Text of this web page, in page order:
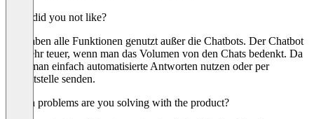
What did you not like?
Wir haben alle Funktionen genutzt außer die Chatbots. Der Chatbot
war sehr teuer, wenn man das Volumen von den Chats bedenkt. Da
kann man einfach automatisierte Antworten nutzen oder per
Schnittstelle senden.
Which problems are you solving with the product?